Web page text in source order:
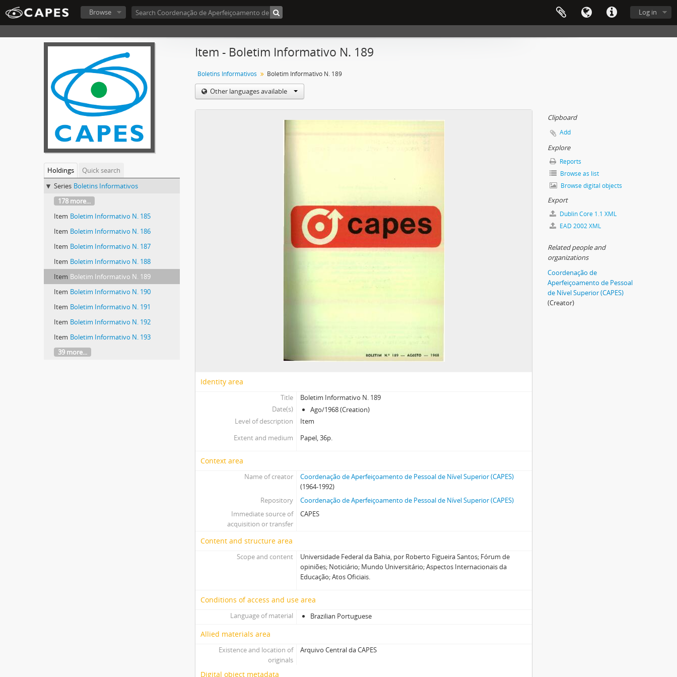
Log in
Browse
Holdings
Quick search
Series Boletins Informativos
178 more...
Item Boletim Informativo N. 185
Item Boletim Informativo N. 186
Item Boletim Informativo N. 187
Item Boletim Informativo N. 188
Item Boletim Informativo N. 189
Item Boletim Informativo N. 190
Item Boletim Informativo N. 191
Item Boletim Informativo N. 192
Item Boletim Informativo N. 193
39 more...
Item - Boletim Informativo N. 189
Boletins Informativos Boletim Informativo N. 189
Other languages available
Identity area
Title
Boletim Informativo N. 189
Date(s)
Ago/1968 (Creation)
Level of description
Item
Extent and medium
Papel, 36p.
Context area
Name of creator
Coordenação de Aperfeiçoamento de Pessoal de Nível Superior (CAPES)
(1964-1992)
Repository
Coordenação de Aperfeiçoamento de Pessoal de Nível Superior (CAPES)
Immediate source of
acquisition or transfer
CAPES
Content and structure area
Scope and content
Universidade Federal da Bahia, por Roberto Figueira Santos; Fórum de
opiniões; Noticiário; Mundo Universitário; Aspectos Internacionais da
Educação; Atos Oficiais.
Conditions of access and use area
Language of material Brazilian Portuguese
Allied materials area
Existence and location of
originals
Arquivo Central da CAPES
Digital object metadata
Clipboard
Add
Explore
Reports
Browse as list
Browse digital objects
Export
Dublin Core 1.1 XML
EAD 2002 XML
Related people and
organizations
Coordenação de
Aperfeiçoamento de Pessoal
de Nível Superior (CAPES)
(Creator)